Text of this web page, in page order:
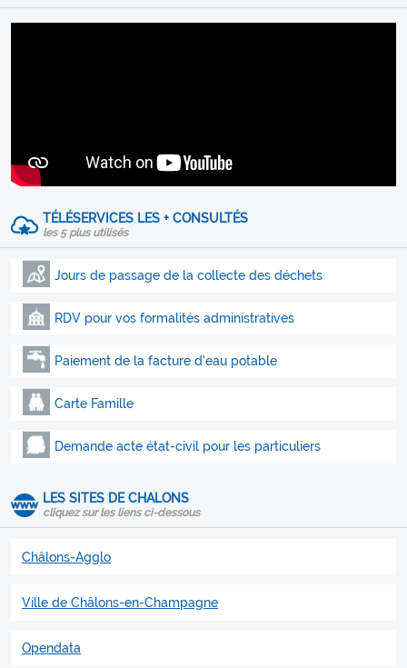
TÉLÉSERVICES LES + CONSULTÉS
les 5 plus utilisés
Jours de passage de la collecte des déchets
RDV pour vos formalités administratives
Paiement de la facture d'eau potable
Carte Famille
Demande acte état-civil pour les particuliers
LES SITES DE CHALONS
cliquez sur les liens ci-dessous
Châlons-Agglo
Ville de Châlons-en-Champagne
Opendata